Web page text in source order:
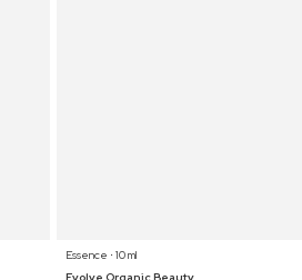
Essence ⋅ 10 ml
Evolve Organic Beauty